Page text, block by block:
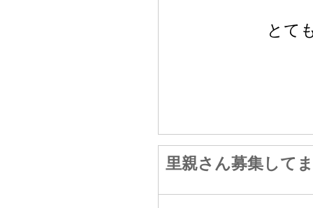
とて
里親さん募集して